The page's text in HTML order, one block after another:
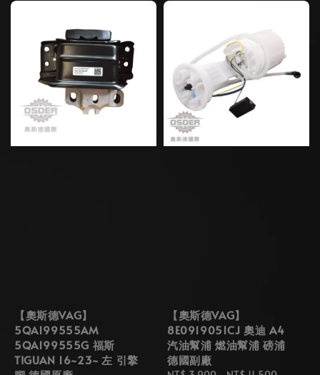
【奧斯德VAG】
5QA199555AM
5QA199555G 福斯
TIGUAN 16~23~ 左 引擎
【奧斯德VAG】
8E0919051CJ 奧迪 A4
汽油幫浦 燃油幫浦 磅浦
德國副廠